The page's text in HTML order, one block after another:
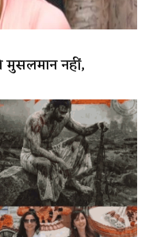
मुसलमान नहीं,